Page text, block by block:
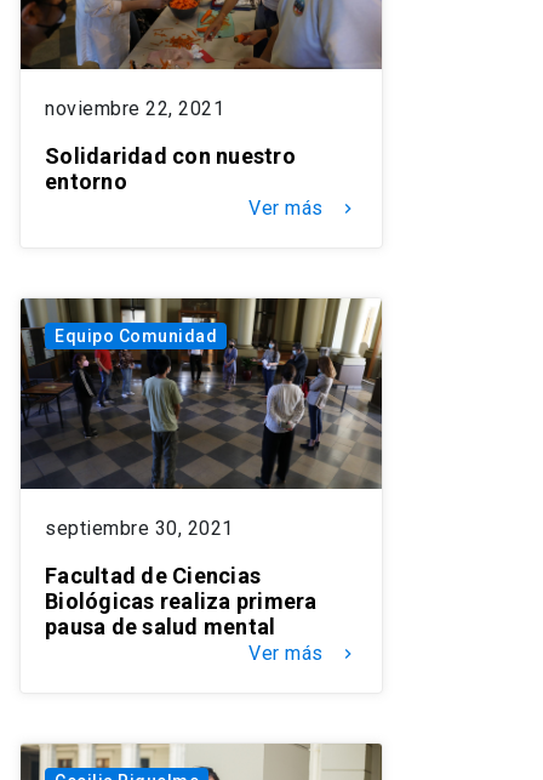
noviembre 22, 2021
Solidaridad con nuestro
entorno
Ver más keyboard_arrow_right
Equipo Comunidad
septiembre 30, 2021
Facultad de Ciencias
Biológicas realiza primera
pausa de salud mental
Ver más keyboard_arrow_right